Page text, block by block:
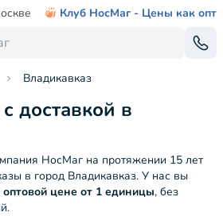
Клуб НосМаг - Цены как опт
Владикавказ
доставкой в
НосМаг на протяжении 15 лет
в город Владикавказ. У нас вы
оптовой цене от 1 единицы, без